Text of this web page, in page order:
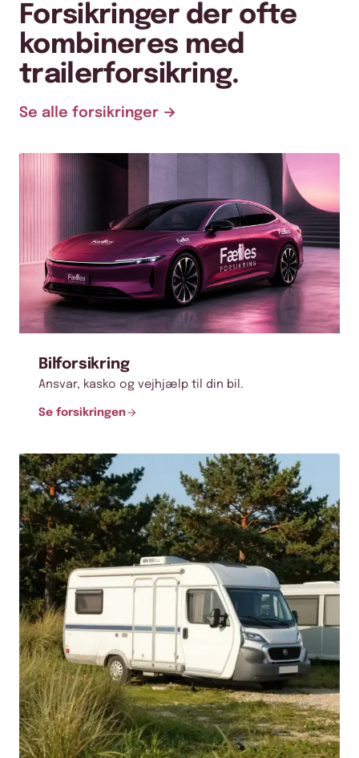
Forsikringer der ofte
kombineres med
trailerforsikring.
Se alle forsikringer →
Bilforsikring
Ansvar, kasko og vejhjælp til din bil.
Se forsikringen